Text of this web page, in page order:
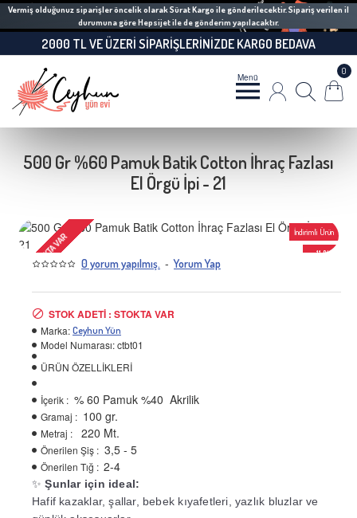
Vermiş olduğunuz siparişler öncelik olarak Sürat Kargo ile gönderilecektir. Sipariş verilen il
durumuna göre Hepsijet ile de gönderim yapılacaktır.
2000 TL VE ÜZERI SIPARIŞLERINIZDE KARGO BEDAVA
0
500 Gr %60 Pamuk Batik Cotton İhraç Fazlası
El Örgü İpi - 21
İndirimli Ürün
-11 %
STOKTA VAR 0 yorum yapılmış. - Yorum Yap
STOK ADETI : STOKTA VAR
Marka: Ceyhun Yün
Model Numarası:ctbt01
ÜRÜN ÖZELLİKLERİ
İçerik : % 60 Pamuk %40 Akrilik
Gramaj : 100 gr.
Metraj : 220 Mt.
Önerilen Şiş : 3,5 - 5
Önerilen Tığ : 2-4
✨Şunlar için ideal:
Hafif kazaklar, şallar, bebek kıyafetleri, yazlık bluzlar ve